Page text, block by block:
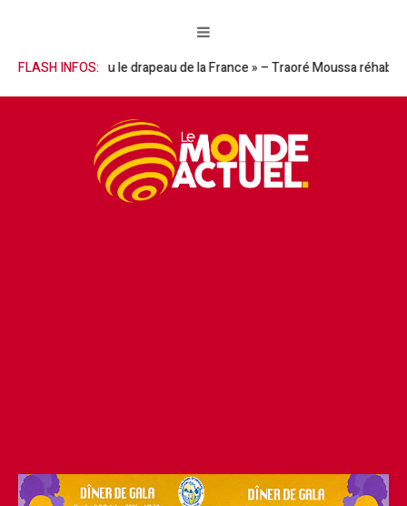
FLASH INFOS:le drapeau de la France » – Traoré Moussa réhabilite le